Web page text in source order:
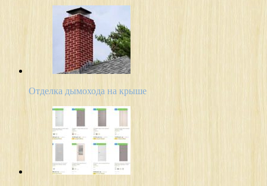
Отделка дымохода на крыше